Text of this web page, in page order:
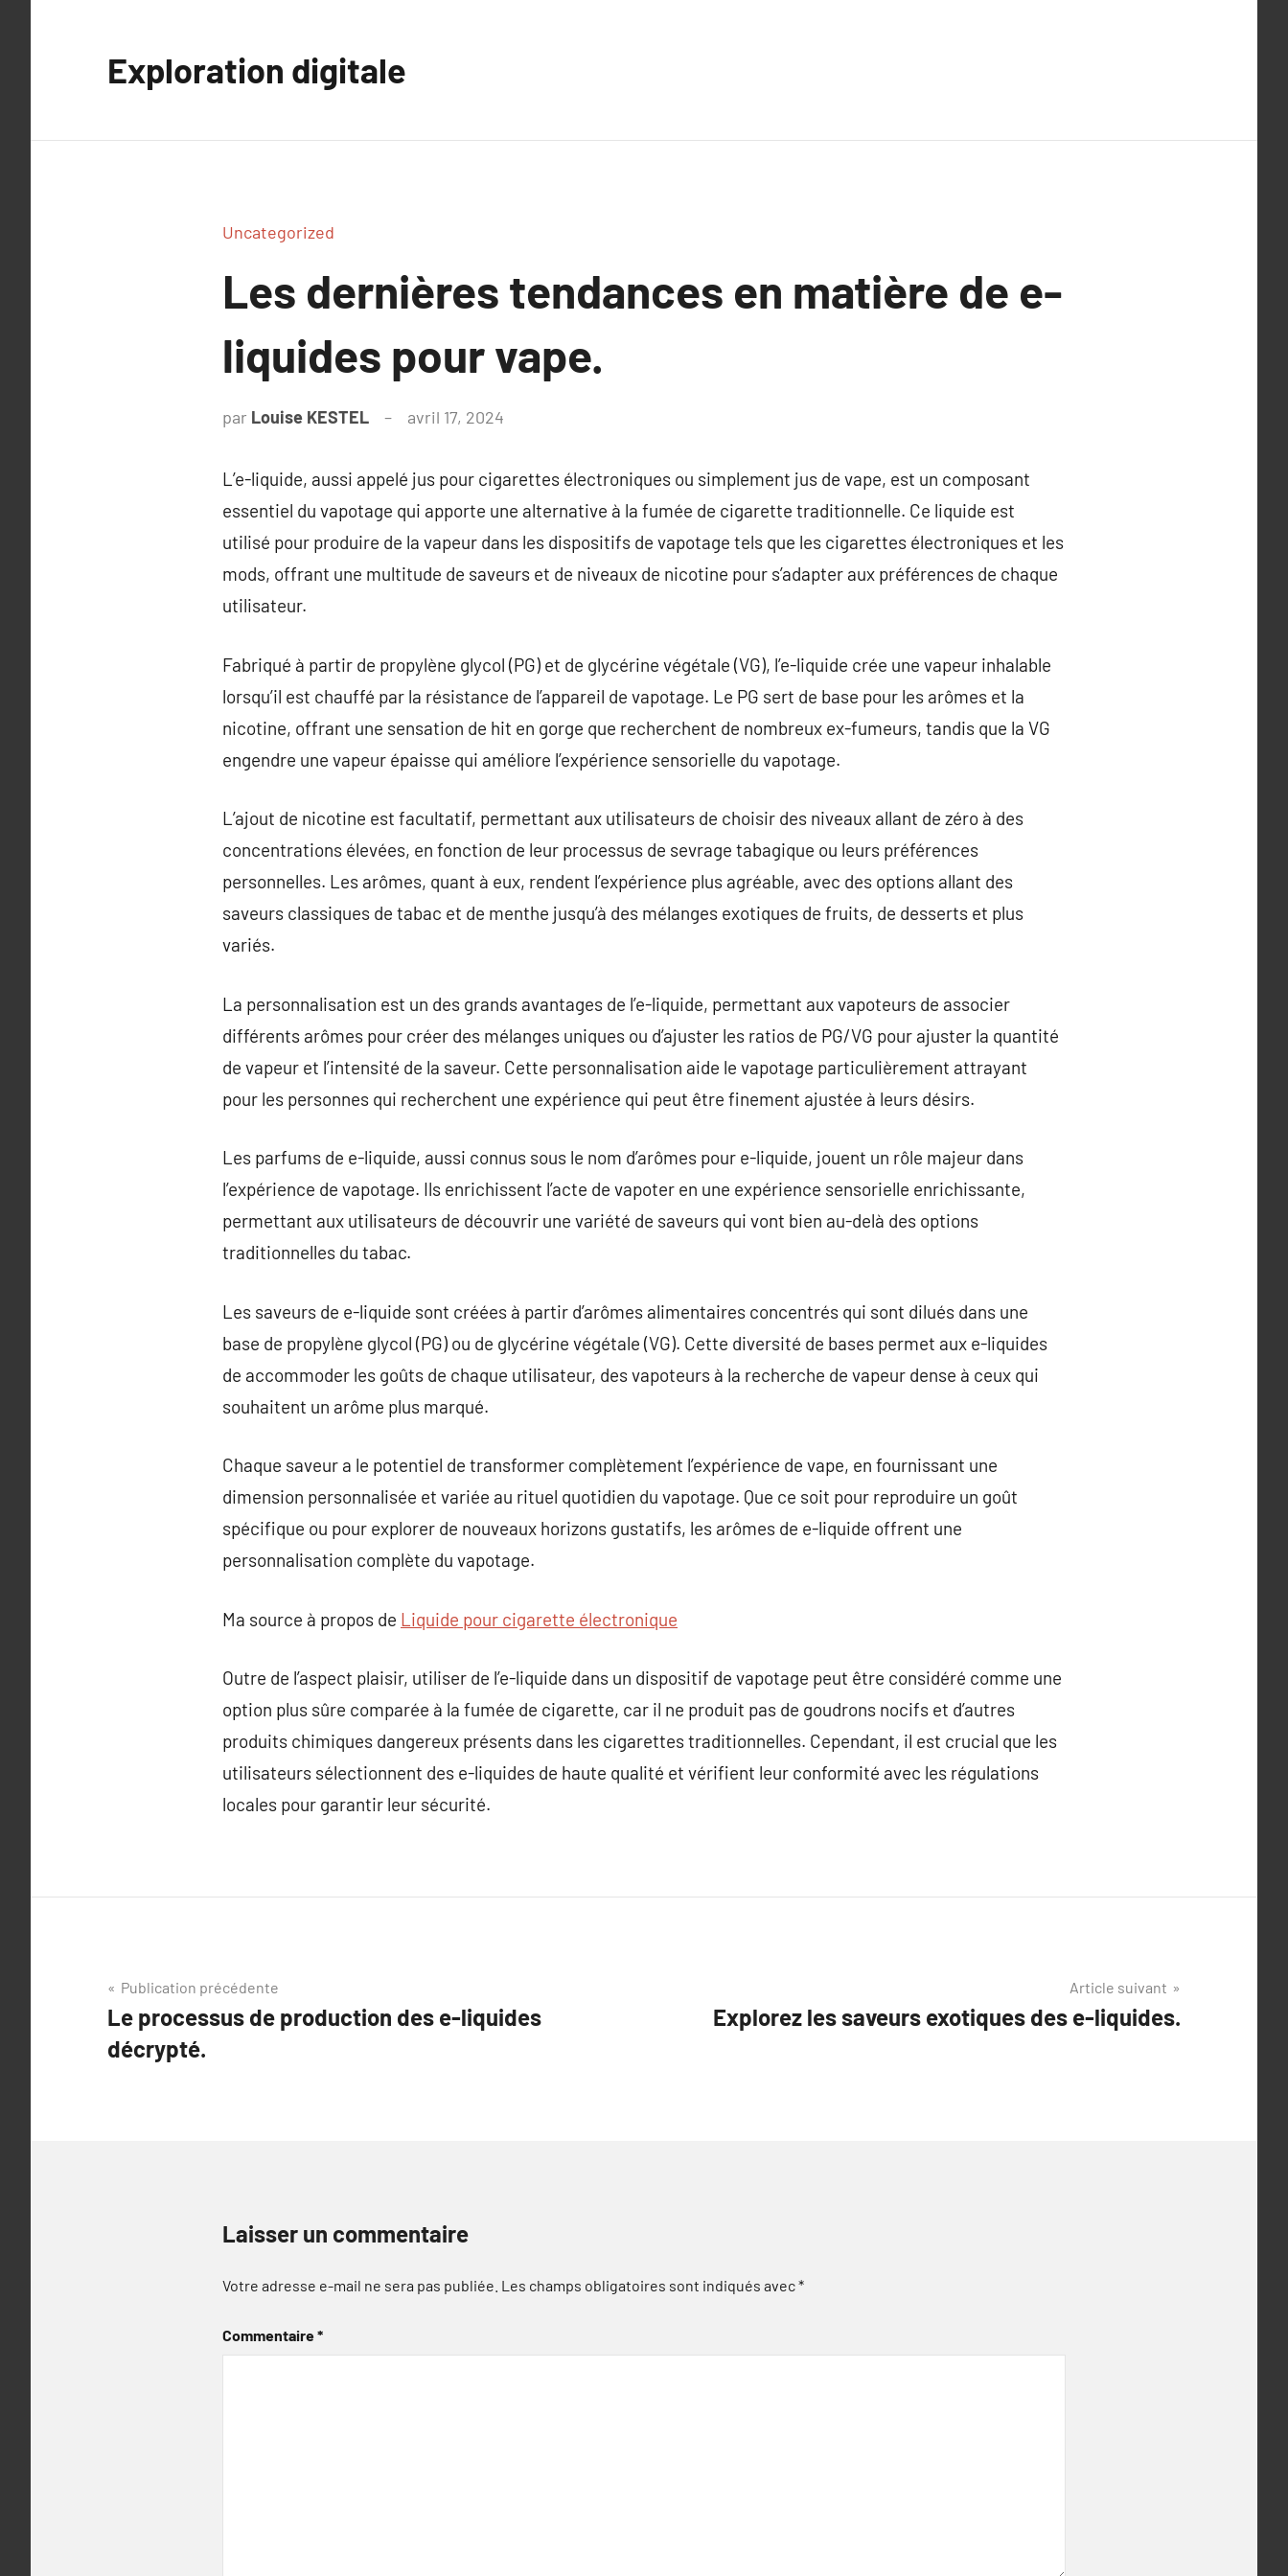
Exploration digitale
Uncategorized
Les dernières tendances en matière de e-
liquides pour vape.
par Louise KESTEL avril 17, 2024
L’e-liquide, aussi appelé jus pour cigarettes électroniques ou simplement jus de vape, est un composant
essentiel du vapotage qui apporte une alternative à la fumée de cigarette traditionnelle. Ce liquide est
utilisé pour produire de la vapeur dans les dispositifs de vapotage tels que les cigarettes électroniques et les
mods, offrant une multitude de saveurs et de niveaux de nicotine pour s’adapter aux préférences de chaque
utilisateur.
Fabriqué à partir de propylène glycol (PG) et de glycérine végétale (VG), l’e-liquide crée une vapeur inhalable
lorsqu’il est chauffé par la résistance de l’appareil de vapotage. Le PG sert de base pour les arômes et la
nicotine, offrant une sensation de hit en gorge que recherchent de nombreux ex-fumeurs, tandis que la VG
engendre une vapeur épaisse qui améliore l’expérience sensorielle du vapotage.
L’ajout de nicotine est facultatif, permettant aux utilisateurs de choisir des niveaux allant de zéro à des
concentrations élevées, en fonction de leur processus de sevrage tabagique ou leurs préférences
personnelles. Les arômes, quant à eux, rendent l’expérience plus agréable, avec des options allant des
saveurs classiques de tabac et de menthe jusqu’à des mélanges exotiques de fruits, de desserts et plus
variés.
La personnalisation est un des grands avantages de l’e-liquide, permettant aux vapoteurs de associer
différents arômes pour créer des mélanges uniques ou d’ajuster les ratios de PG/VG pour ajuster la quantité
de vapeur et l’intensité de la saveur. Cette personnalisation aide le vapotage particulièrement attrayant
pour les personnes qui recherchent une expérience qui peut être finement ajustée à leurs désirs.
Les parfums de e-liquide, aussi connus sous le nom d’arômes pour e-liquide, jouent un rôle majeur dans
l’expérience de vapotage. Ils enrichissent l’acte de vapoter en une expérience sensorielle enrichissante,
permettant aux utilisateurs de découvrir une variété de saveurs qui vont bien au-delà des options
traditionnelles du tabac.
Les saveurs de e-liquide sont créées à partir d’arômes alimentaires concentrés qui sont dilués dans une
base de propylène glycol (PG) ou de glycérine végétale (VG). Cette diversité de bases permet aux e-liquides
de accommoder les goûts de chaque utilisateur, des vapoteurs à la recherche de vapeur dense à ceux qui
souhaitent un arôme plus marqué.
Chaque saveur a le potentiel de transformer complètement l’expérience de vape, en fournissant une
dimension personnalisée et variée au rituel quotidien du vapotage. Que ce soit pour reproduire un goût
spécifique ou pour explorer de nouveaux horizons gustatifs, les arômes de e-liquide offrent une
personnalisation complète du vapotage.
Ma source à propos de Liquide pour cigarette électronique
Outre de l’aspect plaisir, utiliser de l’e-liquide dans un dispositif de vapotage peut être considéré comme une
option plus sûre comparée à la fumée de cigarette, car il ne produit pas de goudrons nocifs et d’autres
produits chimiques dangereux présents dans les cigarettes traditionnelles. Cependant, il est crucial que les
utilisateurs sélectionnent des e-liquides de haute qualité et vérifient leur conformité avec les régulations
locales pour garantir leur sécurité.
Navigation
de
l’article
Publication précédente
Le processus de production des e-liquides
décrypté.
Article suivant
Explorez les saveurs exotiques des e-liquides.
Laisser un commentaire
Votre adresse e-mail ne sera pas publiée. Les champs obligatoires sont indiqués avec*
Commentaire*